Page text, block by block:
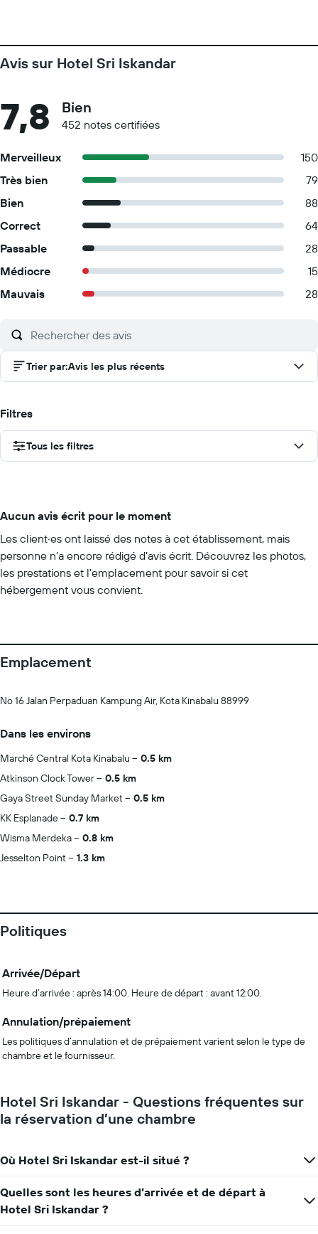
Avis sur Hotel Sri Iskandar
7,8 Bien
452 notes certifiées
Merveilleux
150
Très bien
79
Bien
88
Correct
64
Passable
28
Médiocre
15
Mauvais
28
Trier par:Avis les plus récents
Filtres
Tous les filtres
Aucun avis écrit pour le moment
Les client·es ont laissé des notes à cet établissement, mais
personne n’a encore rédigé d’avis écrit. Découvrez les photos,
les prestations et l’emplacement pour savoir si cet
hébergement vous convient.
Emplacement
No 16 Jalan Perpaduan Kampung Air, Kota Kinabalu 88999
Dans les environs
Marché Central Kota Kinabalu
0.5 km
Atkinson Clock Tower
0.5 km
Gaya Street Sunday Market
0.5 km
KK Esplanade
0.7 km
Wisma Merdeka
0.8 km
Jesselton Point
1.3 km
Politiques
Arrivée/Départ
Heure d’arrivée : après 14:00. Heure de départ : avant 12:00.
Annulation/prépaiement
Les politiques d’annulation et de prépaiement varient selon le type de
chambre et le fournisseur.
Hotel Sri Iskandar - Questions fréquentes sur
la réservation d’une chambre
Où Hotel Sri Iskandar est-il situé ?
Quelles sont les heures d’arrivée et de départ à
Hotel Sri Iskandar ?